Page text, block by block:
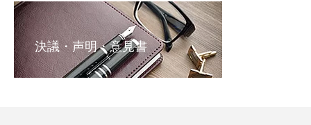
決議・声明・意見書